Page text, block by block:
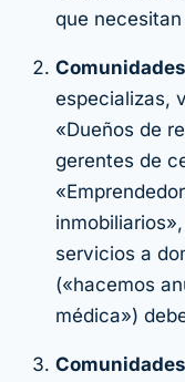
que
especializas,
«Dueños de
gerentes de
servicios a
(«hacemos
médica»)